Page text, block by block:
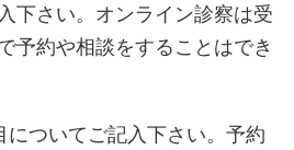
下さい。オンライン診察は受
予約や相談をすることはでき
ついてご記入下さい。予約